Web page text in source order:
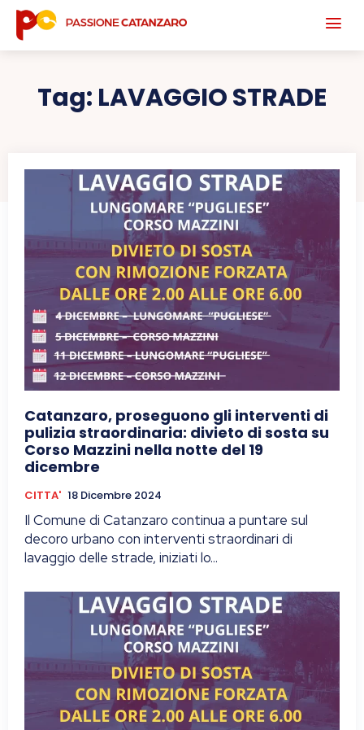
Tag: LAVAGGIO STRADE
Catanzaro, proseguono gli interventi di
pulizia straordinaria: divieto di sosta su
Corso Mazzini nella notte del 19
dicembre
CITTA' 18 Dicembre 2024
Il Comune di Catanzaro continua a puntare sul
decoro urbano con interventi straordinari di
lavaggio delle strade, iniziati lo...